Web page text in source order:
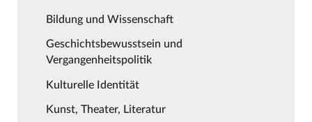
Bildung und Wissenschaft
Geschichtsbewusstsein und
Vergangenheitspolitik
Kulturelle Identität
Kunst, Theater, Literatur